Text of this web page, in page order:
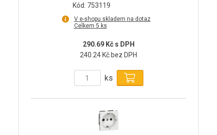
Kód: 753119
V e-shopu skladem na dotaz
Celkem 5 ks
290.69 Kč s DPH
240.24 Kč bez DPH
ks